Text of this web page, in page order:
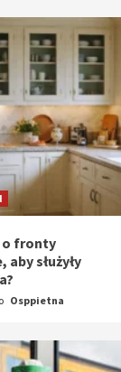
o fronty
aby służyły
Osppietna